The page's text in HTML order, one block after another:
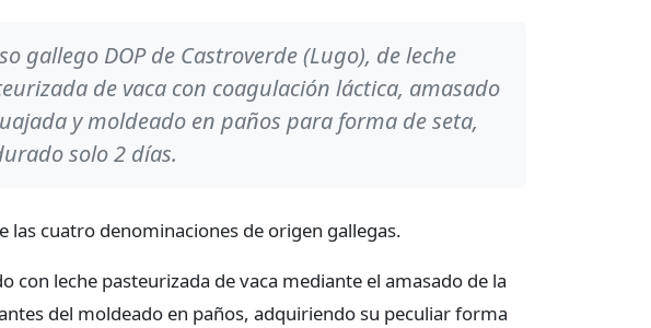
gallego DOP de Castroverde (Lugo), de leche
de vaca con coagulación láctica, amasado
y moldeado en paños para forma de seta,
solo 2 días.
las cuatro denominaciones de origen gallegas.
con leche pasteurizada de vaca mediante el amasado de la
del moldeado en paños, adquiriendo su peculiar forma